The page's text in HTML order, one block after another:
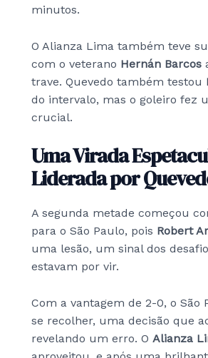
minutos.
O Alianza Lima também teve
com o veterano Hernán Barcos
trave. Quevedo também testou
do intervalo, mas o goleiro fez
crucial.
Uma Virada
Liderada por
A segunda metade começou
para o São Paulo, pois Robert
uma lesão, um sinal dos
estavam por vir.
Com a vantagem de 2-0, o São
se recolher, uma decisão que
revelando um erro. O Alianza